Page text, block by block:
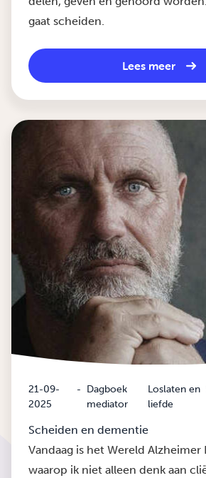
gaat scheiden.
Lees meer
21-09-
2025
- Dagboek
mediator
Loslaten en
liefde
Scheiden en dementie
Vandaag is het Wereld Alzheimer
waarop ik niet alleen denk aan